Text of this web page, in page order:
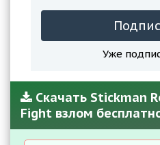
Уже
Скачать Stickman
Fight взлом